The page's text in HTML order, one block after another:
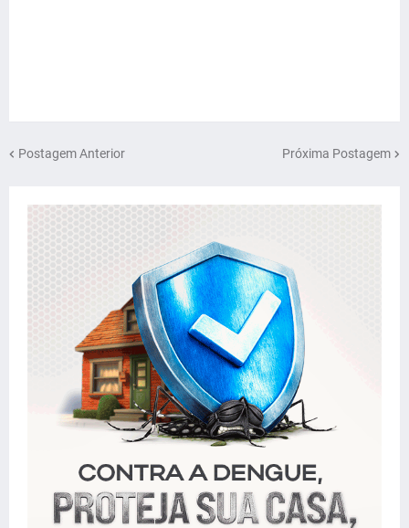
Postagem Anterior Próxima Postagem